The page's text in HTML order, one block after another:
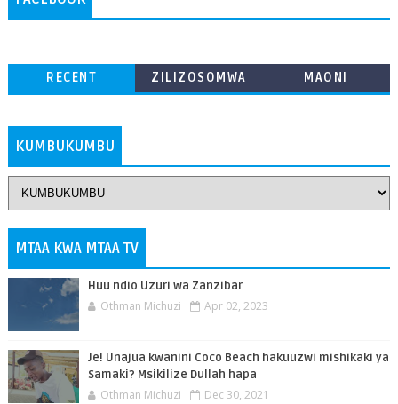
RECENT
ZILIZOSOMWA
MAONI
KUMBUKUMBU
MTAA KWA MTAA TV
Huu ndio Uzuri wa Zanzibar
Othman Michuzi Apr 02, 2023
Je! Unajua kwanini Coco Beach hakuuzwi mishikaki ya
Samaki? Msikilize Dullah hapa
Othman Michuzi Dec 30, 2021